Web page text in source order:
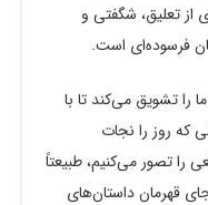
از تعلیق، شگفتی و
فرسوده‌ای است.
را تشویق می‌کند تا با
که روز را نجات
را تصور می‌کنیم، طبیعتاً
قهرمان داستان‌های